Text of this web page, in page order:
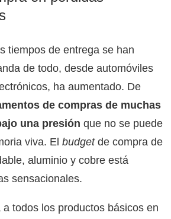
tiempos de entrega se han
de todo, desde automóviles
ha aumentado. De
de compras de muchas
una presión que no se puede
viva. El budgetde compra de
aluminio y cobre está
sensacionales.
todos los productos básicos en